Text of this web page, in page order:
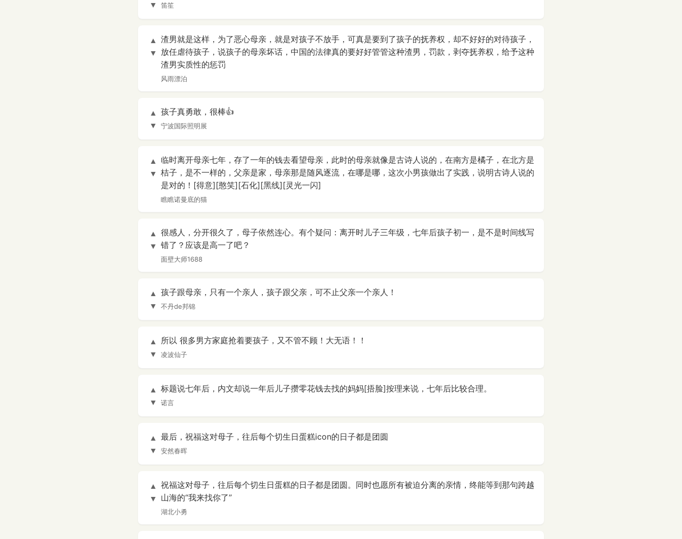
▼
笛笙
▲
▼
渣男就是这样，为了恶心母亲，就是对孩子不放手，可真是要到了孩子的抚养权，却不好好的对待孩子，
放任虐待孩子，说孩子的母亲坏话，中国的法律真的要好好管管这种渣男，罚款，剥夺抚养权，给予这种
渣男实质性的惩罚
风雨漂泊
▲
▼
孩子真勇敢，很棒👍
宁波国际照明展
▲
▼
临时离开母亲七年，存了一年的钱去看望母亲，此时的母亲就像是古诗人说的，在南方是橘子，在北方是
桔子，是不一样的，父亲是家，母亲那是随风逐流，在哪是哪，这次小男孩做出了实践，说明古诗人说的
是对的！[得意][憨笑][石化][黑线][灵光一闪]
瞧瞧诺曼底的猫
▲
▼
很感人，分开很久了，母子依然连心。有个疑问：离开时儿子三年级，七年后孩子初一，是不是时间线写
错了？应该是高一了吧？
面壁大师1688
▲
▼
孩子跟母亲，只有一个亲人，孩子跟父亲，可不止父亲一个亲人！
不丹de邦锦
▲
▼
所以 很多男方家庭抢着要孩子，又不管不顾！大无语！！
凌波仙子
▲
▼
标题说七年后，内文却说一年后儿子攒零花钱去找的妈妈[捂脸]按理来说，七年后比较合理。
诺言
▲
▼
最后，祝福这对母子，往后每个切生日蛋糕icon的日子都是团圆
安然春晖
▲
▼
祝福这对母子，往后每个切生日蛋糕的日子都是团圆。同时也愿所有被迫分离的亲情，终能等到那句跨越
山海的“我来找你了”
湖北小勇